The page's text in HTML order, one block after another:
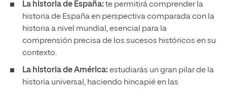
La historia de España: te permitirá comprender la
historia de España en perspectiva comparada con la
historia a nivel mundial, esencial para la
comprensión precisa de los sucesos históricos en su
contexto.
La historia de América: estudiarás un gran pilar de la
historia universal, haciendo hincapié en las